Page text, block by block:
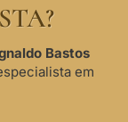
Bastos
em